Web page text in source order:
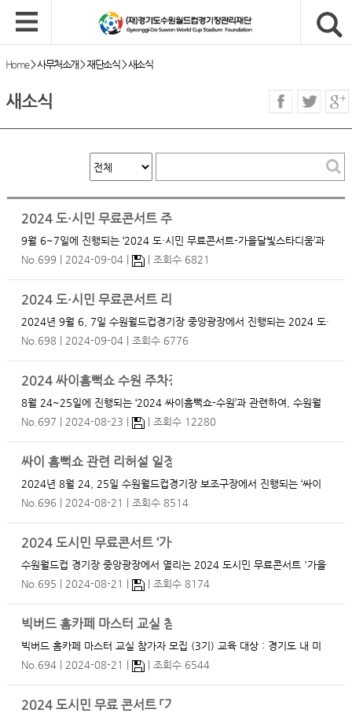
Home>사무처소개 >재단소식>새소식
새소식
2024 도·시민 무료콘서트 주차장 안내(9.6~9.7)
9월 6~7일에 진행되는 ‘2024 도·시민 무료콘서트-가을달빛스타디움’과
관련하여, 수원월드컵경기장 부설주차장 및 임시주차장을 아래와 같이
No.699 2024-09-04 조회수 6821
2024 도·시민 무료콘서트 리허설 및 본 공연 일정(9.6~9.7)
2024년 9월 6, 7일 수원월드컵경기장 중앙광장에서 진행되는 2024 도·
시민 무료콘서트 '가을달빛 스타디움' 관련입니다. 사전 리허설 및 공연
No.698 2024-09-04 조회수 6776
2024 싸이흠뻑쇼 수원 주차장 안내(8.24~8.25)
8월 24~25일에 진행되는 ‘2024 싸이흠뻑쇼-수원’과 관련하여, 수원월
드컵경기장 부설주차장 및 인근주차장을 아래와 같이 안내하오니 이용에
No.697 2024-08-23 조회수 12280
싸이 흠뻑쇼 관련 리허설 일정(8.22~8.24)
2024년 8월 24, 25일 수원월드컵경기장 보조구장에서 진행되는 ‘싸이
흠뻑쇼’ 콘서트 관련입니다. 본 공연 전인 22일~ 24일에 사전 음향테스
No.696 2024-08-21 조회수 8514
2024 도시민 무료콘서트 ‘가을 달빛 스타디움’ 라인업을 공개
수원월드컵 경기장 중앙광장에서 열리는 2024 도시민 무료콘서트 '가을
달빛 스타디움'이 성큼 성큼 다가오고 있습니다!! 가을 달빛 스타디움을
No.695 2024-08-21 조회수 8174
빅버드 홈카페 마스터 교실 참가자 모집 (3기)
빅버드 홈카페 마스터 교실 참가자 모집 (3기) 교육 대상 : 경기도 내 미
혼모 15명 교육 내용 : 커피 교육 (홈 카페 마스터 자격 취득 과정) 교육
No.694 2024-08-21 조회수 6544
2024 도시민 무료 콘서트 「가을달빛 스타디움」 안내